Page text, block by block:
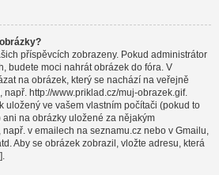
příspěvcích zobrazeny. Pokud administrátor
budete moci nahrát obrázek do fóra. V
na obrázek, který se nachází na veřejně
http://www.priklad.cz/muj-obrazek.gif.
uložený ve vašem vlastním počítači (pokud to
na obrázky uložené za nějakým
v emailech na seznamu.cz nebo v Gmailu,
Aby se obrázek zobrazil, vložte adresu, která